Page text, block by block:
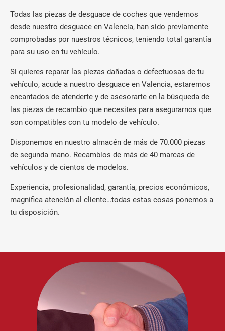
Todas las piezas de desguace de coches que vendemos
desde nuestro desguace en Valencia, han sido previamente
comprobadas por nuestros técnicos, teniendo total garantía
para su uso en tu vehículo.
Si quieres reparar las piezas dañadas o defectuosas de tu
vehículo, acude a nuestro desguace en Valencia, estaremos
encantados de atenderte y de asesorarte en la búsqueda de
las piezas de recambio que necesites para asegurarnos que
son compatibles con tu modelo de vehículo.
Disponemos en nuestro almacén de más de 70.000 piezas
de segunda mano. Recambios de más de 40 marcas de
vehículos y de cientos de modelos.
Experiencia, profesionalidad, garantía, precios económicos,
magnífica atención al cliente…todas estas cosas ponemos a
tu disposición.